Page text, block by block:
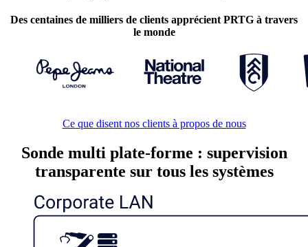
Des centaines de milliers de clients apprécient PRTG à travers
le monde
Ce que disent nos clients à propos de nous
Sonde multi plate-forme : supervision
transparente sur tous les systèmes